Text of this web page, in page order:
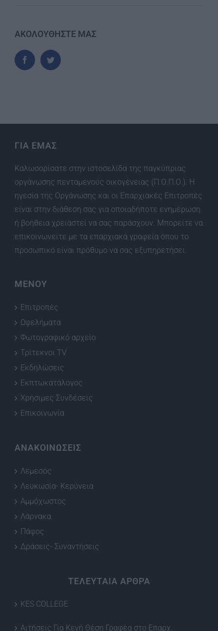
ΑΚΟΛΟΥΘΗΣΤΕ ΜΑΣ
ΓΙΑ ΕΜΑΣ
Καλωσορίσατε στην ιστοσελίδα της παγκύπριας
οργάνωσης πενταμενούς οικογένειας (Π.Ο.Π.Ο.). Η
ηγεσία της Οργάνωσης και οι Επαρχιακές Επιτροπές
είναι στην διάθεση σας για οποιαδήποτε ενημέρωση
ή βοήθεια χρειαστεί να σας παράσχουν. Μπορείτε να
επικοινωνείτε με τα επαρχιακά γραφεία όπου το
προσωπικό είναι πρόθυμο να σας εξυπηρετήσει.
ΜΕΝΟΥ
Επιτροπές
Ωφελήματα
Φωτογραφικό αρχείο
Τρίτεκνοι TV
Εκδηλώσεις
Εκπτωκατάλογος
Χρήσιμες Συνδέσεις
Επικοινωνία
ΑΝΑΚΟΙΝΩΣΕΙΣ
Λεμεσός
Λευκωσία- Κερύνεια
Αμμόχωστος
Λάρνακα
Πάφος
Δράσεις- Συναντήσεις
ΤΕΛΕΥΤΑΙΑ ΑΡΘΡΑ
KES COLLEGE
Αιτήσεις Για Κενή Θέση Γραφέα στο Επαρχ.